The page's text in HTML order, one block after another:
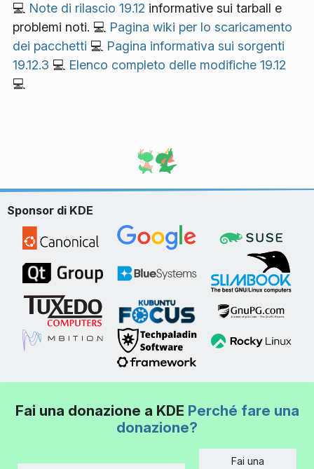
💻 Note di rilascio 19.12 informative sui tarball e
problemi noti. 💻 Pagina wiki per lo scaricamento
dei pacchetti 💻 Pagina informativa sui sorgenti
19.12.3 💻 Elenco completo delle modifiche 19.12
💻
Sponsor di KDE
Fai una donazione a KDE Perché fare una
donazione?
Fai una